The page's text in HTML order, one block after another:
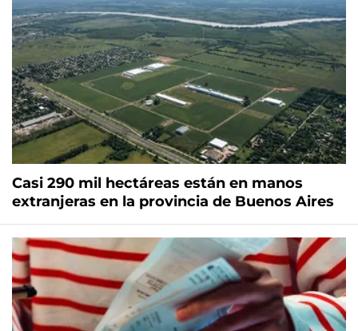
Casi 290 mil hectáreas están en manos
extranjeras en la provincia de Buenos Aires